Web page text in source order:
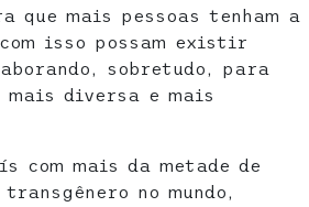
que mais pessoas tenham a
isso possam existir
sobretudo, para
mais diversa e mais
com mais da metade de
no mundo,